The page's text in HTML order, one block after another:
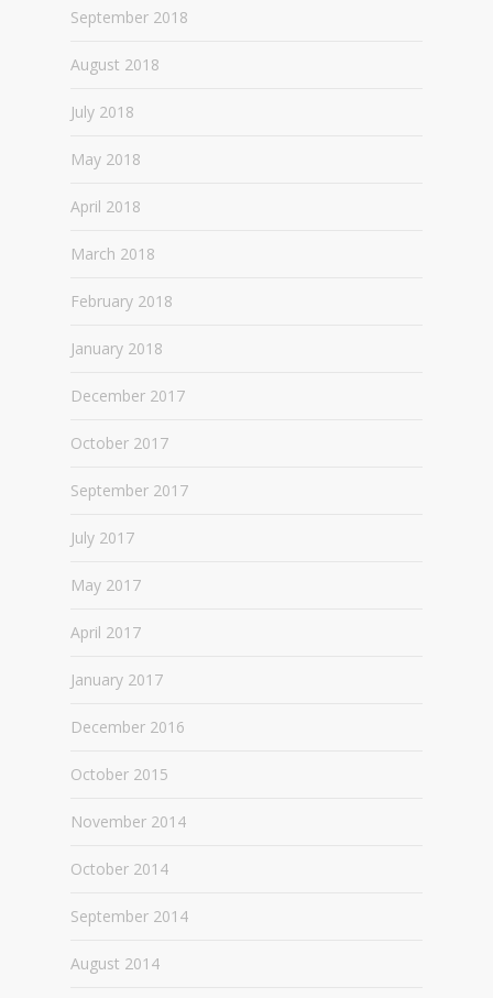
September 2018
August 2018
July 2018
May 2018
April 2018
March 2018
February 2018
January 2018
December 2017
October 2017
September 2017
July 2017
May 2017
April 2017
January 2017
December 2016
October 2015
November 2014
October 2014
September 2014
August 2014